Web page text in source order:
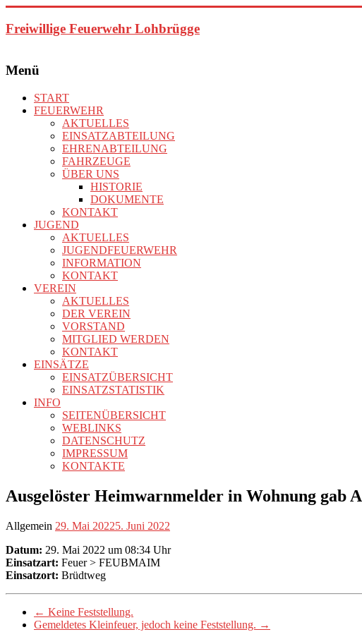
Inhalt
springen
Freiwillige Feuerwehr Lohbrügge
Menü
START
FEUERWEHR
AKTUELLES
EINSATZABTEILUNG
EHRENABTEILUNG
FAHRZEUGE
ÜBER UNS
HISTORIE
DOKUMENTE
KONTAKT
JUGEND
AKTUELLES
JUGENDFEUERWEHR
INFORMATION
KONTAKT
VEREIN
AKTUELLES
DER VEREIN
VORSTAND
MITGLIED WERDEN
KONTAKT
EINSÄTZE
EINSATZÜBERSICHT
EINSATZSTATISTIK
INFO
SEITENÜBERSICHT
WEBLINKS
DATENSCHUTZ
IMPRESSUM
KONTAKTE
Ausgelöster Heimwarnmelder in Wohnung gab
Allgemein 29. Mai 20225. Juni 2022
Datum: 29. Mai 2022 um 08:34 Uhr
Einsatzart: Feuer > FEUBMAIM
Einsatzort: Brüdtweg
← Keine Feststellung.
Gemeldetes Kleinfeuer, jedoch keine Feststellung. →